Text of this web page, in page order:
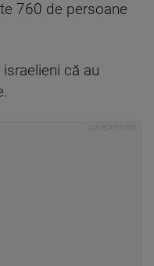
760 de persoane
că au